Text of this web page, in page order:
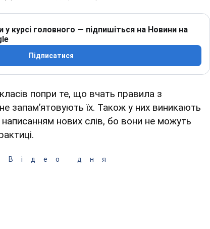
курсі головного — підпишіться на Новини на
Підписатися
попри те, що вчать правила з
запамʼятовують їх. Також у них виникають
нових слів, бо вони не можуть
Відео дня